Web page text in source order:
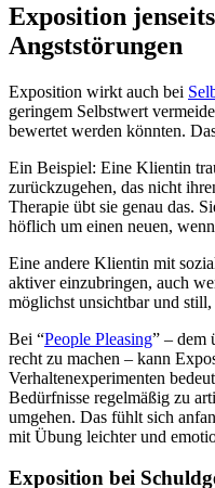
Exposition
Angststörungen
Exposition wirkt auch bei
geringem Selbstwert
bewertet werden könnten.
Ein Beispiel: Eine Klientin
zurückzugehen, das nicht
Therapie übt sie genau das.
höflich um einen neuen,
Eine andere Klientin mit
aktiver einzubringen, auch
möglichst unsichtbar und
Bei “People Pleasing” – dem
recht zu machen – kann
Verhaltenexperimenten
Bedürfnisse regelmäßig zu
umgehen. Das fühlt sich
mit Übung leichter und
Exposition bei